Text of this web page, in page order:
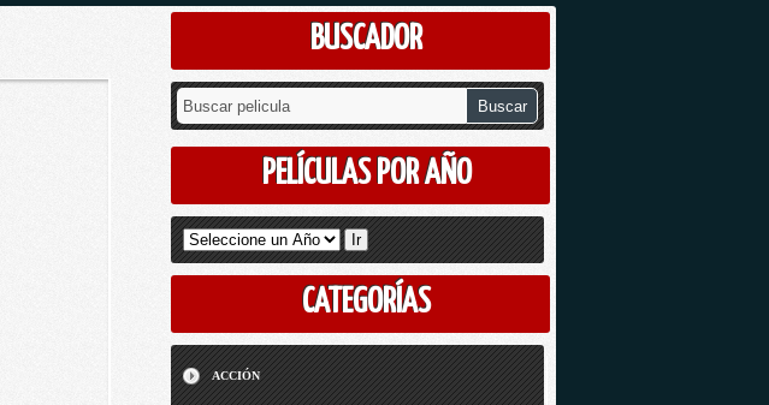
BUSCADOR
PELÍCULAS POR AÑO
CATEGORÍAS
ACCIÓN